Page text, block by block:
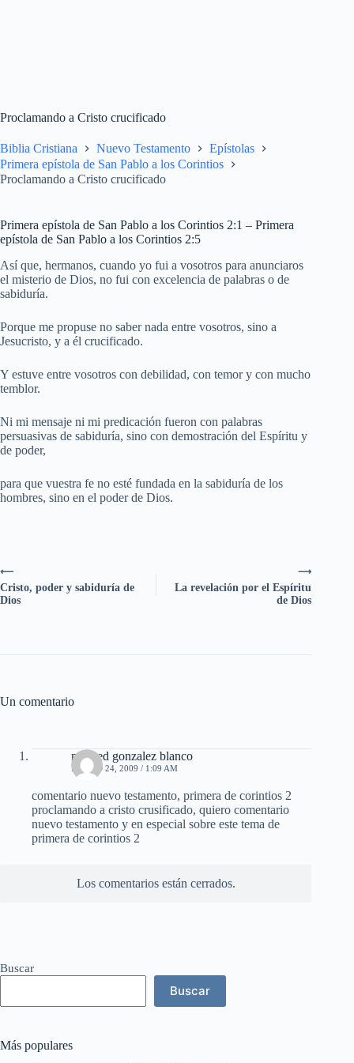
Proclamando a Cristo crucificado
Biblia Cristiana Nuevo Testamento
Epístolas
Primera epístola de San Pablo a los Corintios
Proclamando a Cristo crucificado
Primera epístola de San Pablo a los Corintios 2:1 – Primera
epístola de San Pablo a los Corintios 2:5
Así que, hermanos, cuando yo fui a vosotros para anunciaros
el misterio de Dios, no fui con excelencia de palabras o de
sabiduría.
Porque me propuse no saber nada entre vosotros, sino a
Jesucristo, y a él crucificado.
Y estuve entre vosotros con debilidad, con temor y con mucho
temblor.
Ni mi mensaje ni mi predicación fueron con palabras
persuasivas de sabiduría, sino con demostración del Espíritu y
de poder,
para que vuestra fe no esté fundada en la sabiduría de los
hombres, sino en el poder de Dios.
⟶
La revelación por el Espíritu
de Dios
⟵
Cristo, poder y sabiduría de
Dios
Un comentario
mildred gonzalez blanco
MARZO 24, 2009 / 1:09 AM
comentario nuevo testamento, primera de corintios 2
proclamando a cristo crusificado, quiero comentario
nuevo testamento y en especial sobre este tema de
primera de corintios 2
Los comentarios están cerrados.
Buscar
Buscar
Más populares